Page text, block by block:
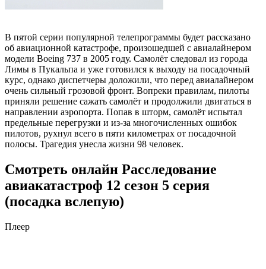
В пятой серии популярной телепрограммы будет рассказано
об авиационной катастрофе, произошедшей с авиалайнером
модели Boeing 737 в 2005 году. Самолёт следовал из города
Лимы в Пукальпа и уже готовился к выходу на посадочный
курс, однако диспетчеры доложили, что перед авиалайнером
очень сильный грозовой фронт. Вопреки правилам, пилоты
приняли решение сажать самолёт и продолжили двигаться в
направлении аэропорта. Попав в шторм, самолёт испытал
предельные перегрузки и из-за многочисленных ошибок
пилотов, рухнул всего в пяти километрах от посадочной
полосы. Трагедия унесла жизни 98 человек.
Смотреть онлайн Расследование
авиакатастроф 12 сезон 5 серия
(посадка вслепую)
Плеер